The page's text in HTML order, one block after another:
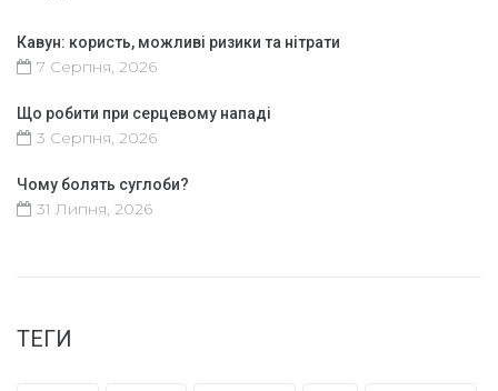
Кавун: користь, можливі ризики та нітрати
7 Серпня, 2026
Що робити при серцевому нападі
3 Серпня, 2026
Чому болять суглоби?
31 Липня, 2026
ТЕГИ